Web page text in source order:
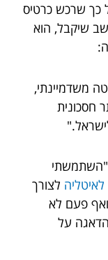
כך שרכש כרטיס
שיקבל, הוא
משדמיינתי,
חסכונית
"השתמשתי
לצורך
ואף פעם לא
על